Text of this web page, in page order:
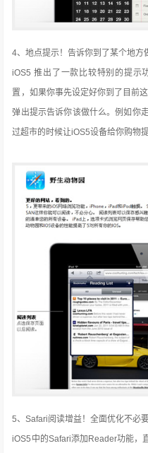
4、地点提示！告诉你到了某个地方
iOS5 推出了一款比较特别的提示
置，如果你事先设定好你到了目前
弹出提示告诉你该做什么。例如你
过超市的时候让iOS5设备给你购物提
5、Safari阅读增益！全面优化不必
iOS5中的Safari添加Reader功能，